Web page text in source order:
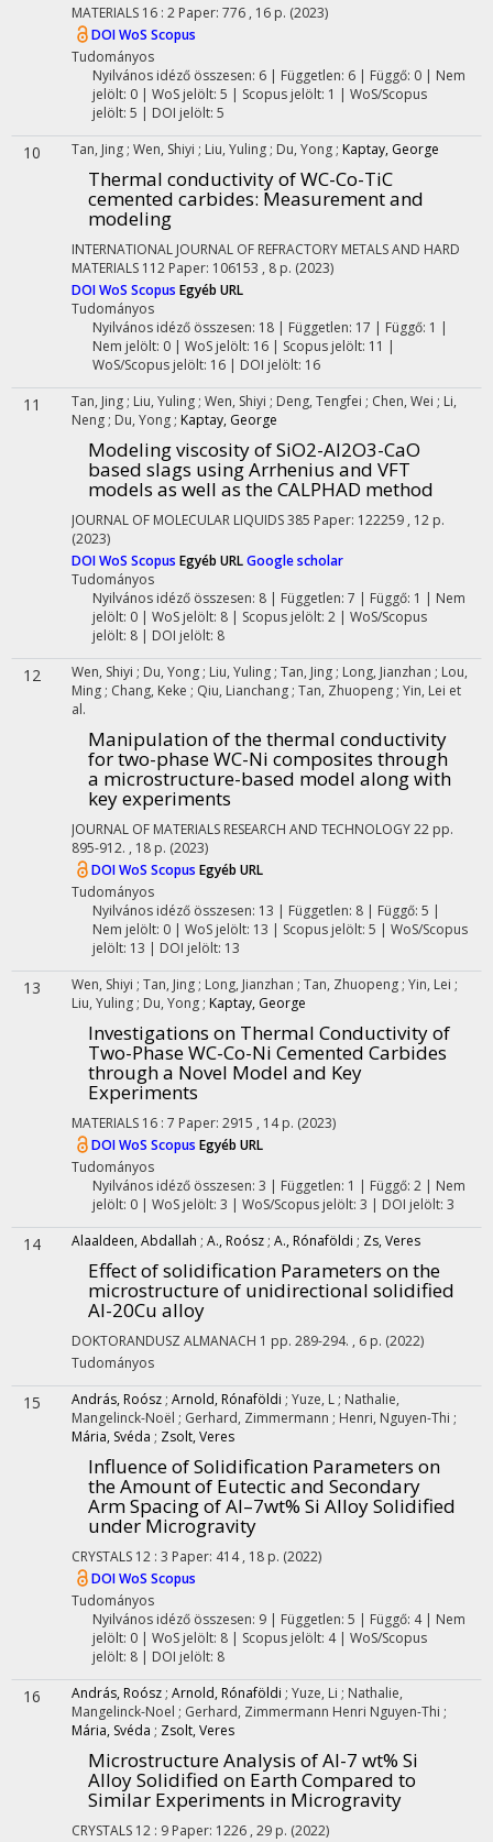
MATERIALS 16 : 2 Paper: 776 , 16 p. (2023)
DOIWoS Scopus
Tudományos
Nyilvános idéző összesen: 6| Független: 6 | Függő: 0 | Nem
jelölt: 0 | WoS jelölt: 5 | Scopus jelölt: 1 | WoS/Scopus
jelölt: 5 | DOI jelölt: 5
10 Tan, Jing ; Wen, Shiyi ; Liu, Yuling ; Du, Yong ; Kaptay, George
Thermal conductivity of WC-Co-TiC
cemented carbides: Measurement and
modeling
INTERNATIONAL JOURNAL OF REFRACTORY METALS AND HARD
MATERIALS 112 Paper: 106153 , 8 p. (2023)
DOIWoS Scopus Egyéb URL
Tudományos
Nyilvános idéző összesen: 18| Független: 17 | Függő: 1 |
Nem jelölt: 0 | WoS jelölt: 16 | Scopus jelölt: 11 |
WoS/Scopus jelölt: 16 | DOI jelölt: 16
11 Tan, Jing ; Liu, Yuling ; Wen, Shiyi ; Deng, Tengfei ; Chen, Wei ; Li,
Neng ; Du, Yong ; Kaptay, George
Modeling viscosity of SiO2-Al2O3-CaO
based slags using Arrhenius and VFT
models as well as the CALPHAD method
JOURNAL OF MOLECULAR LIQUIDS385 Paper: 122259 , 12 p.
(2023)
DOIWoS Scopus Egyéb URLGoogle scholar
Tudományos
Nyilvános idéző összesen: 8| Független: 7 | Függő: 1 | Nem
jelölt: 0 | WoS jelölt: 8 | Scopus jelölt: 2 | WoS/Scopus
jelölt: 8 | DOI jelölt: 8
12 Wen, Shiyi ; Du, Yong ; Liu, Yuling ; Tan, Jing ; Long, Jianzhan ; Lou,
Ming ; Chang, Keke ; Qiu, Lianchang ; Tan, Zhuopeng ; Yin, Lei et
al.
Manipulation of the thermal conductivity
for two-phase WC-Ni composites through
a microstructure-based model along with
key experiments
JOURNAL OF MATERIALS RESEARCH AND TECHNOLOGY22 pp.
895-912. , 18 p. (2023)
DOIWoS Scopus Egyéb URL
Tudományos
Nyilvános idéző összesen: 13 | Független: 8 | Függő: 5 |
Nem jelölt: 0 | WoS jelölt: 13 | Scopus jelölt: 5 | WoS/Scopus
jelölt: 13 | DOI jelölt: 13
13 Wen, Shiyi ; Tan, Jing ; Long, Jianzhan ; Tan, Zhuopeng ; Yin, Lei ;
Liu, Yuling ; Du, Yong ; Kaptay, George
Investigations on Thermal Conductivity of
Two-Phase WC-Co-Ni Cemented Carbides
through a Novel Model and Key
Experiments
MATERIALS 16 : 7 Paper: 2915 , 14 p. (2023)
DOIWoS Scopus Egyéb URL
Tudományos
Nyilvános idéző összesen: 3 | Független: 1 | Függő: 2 | Nem
jelölt: 0 | WoS jelölt: 3 | WoS/Scopus jelölt: 3 | DOI jelölt: 3
14 Alaaldeen, Abdallah ; A., Roósz ; A., Rónaföldi ; Zs, Veres
Effect of solidification Parameters on the
microstructure of unidirectional solidified
Al-20Cu alloy
DOKTORANDUSZ ALMANACH 1 pp. 289-294. , 6 p. (2022)
Tudományos
15 András, Roósz ; Arnold, Rónaföldi ; Yuze, L ; Nathalie,
Mangelinck-Noël ; Gerhard, Zimmermann ; Henri, Nguyen-Thi ;
Mária, Svéda ; Zsolt, Veres
Influence of Solidification Parameters on
the Amount of Eutectic and Secondary
Arm Spacing of Al–7wt% Si Alloy Solidified
under Microgravity
CRYSTALS 12 : 3 Paper: 414 , 18 p. (2022)
DOIWoS Scopus
Tudományos
Nyilvános idéző összesen: 9| Független: 5 | Függő: 4 | Nem
jelölt: 0 | WoS jelölt: 8 | Scopus jelölt: 4 | WoS/Scopus
jelölt: 8 | DOI jelölt: 8
16 András, Roósz ; Arnold, Rónaföldi ; Yuze, Li ; Nathalie,
Mangelinck-Noel ; Gerhard, Zimmermann Henri Nguyen-Thi ;
Mária, Svéda ; Zsolt, Veres
Microstructure Analysis of Al-7 wt% Si
Alloy Solidified on Earth Compared to
Similar Experiments in Microgravity
CRYSTALS 12 : 9 Paper: 1226 , 29 p. (2022)